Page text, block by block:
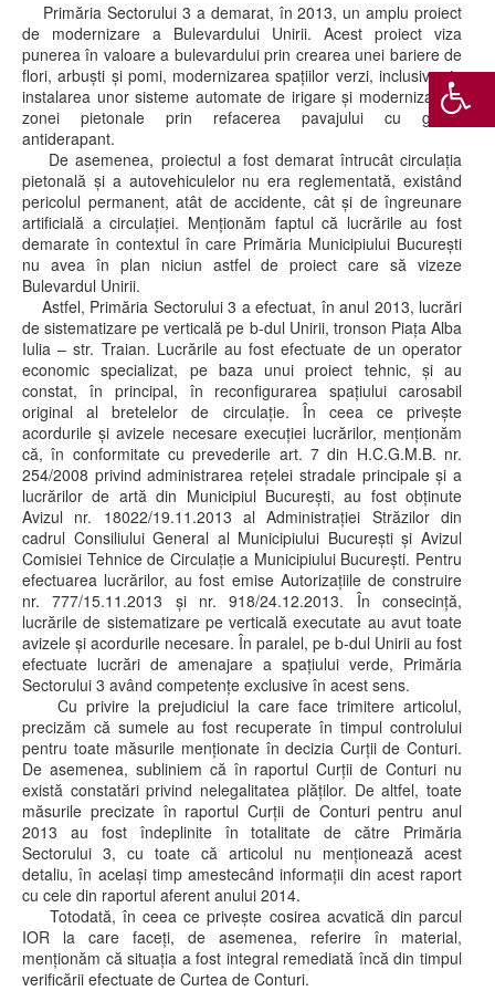
Primăria Sectorului 3 a demarat, în 2013, un amplu proiect
de modernizare a Bulevardului Unirii. Acest proiect viza
punerea în valoare a bulevardului prin crearea unei bariere de
flori, arbuști și pomi, modernizarea spațiilor verzi, inclusiv prin
instalarea unor sisteme automate de irigare și modernizare a
zonei pietonale prin refacerea pavajului cu granit
antiderapant.
De asemenea, proiectul a fost demarat întrucât circulaţia
pietonală şi a autovehiculelor nu era reglementată, existând
pericolul permanent, atât de accidente, cât şi de îngreunare
artificială a circulaţiei. Menționăm faptul că lucrările au fost
demarate în contextul în care Primăria Municipiului București
nu avea în plan niciun astfel de proiect care să vizeze
Bulevardul Unirii.
Astfel, Primăria Sectorului 3 a efectuat, în anul 2013, lucrări
de sistematizare pe verticală pe b-dul Unirii, tronson Piaţa Alba
Iulia – str. Traian. Lucrările au fost efectuate de un operator
economic specializat, pe baza unui proiect tehnic, şi au
constat, în principal, în reconfigurarea spaţiului carosabil
original al bretelelor de circulație. În ceea ce privește
acordurile şi avizele necesare execuţiei lucrărilor, menţionăm
că, în conformitate cu prevederile art. 7 din H.C.G.M.B. nr.
254/2008 privind administrarea reţelei stradale principale şi a
lucrărilor de artă din Municipiul Bucureşti, au fost obţinute
Avizul nr. 18022/19.11.2013 al Administraţiei Străzilor din
cadrul Consiliului General al Municipiului Bucureşti şi Avizul
Comisiei Tehnice de Circulaţie a Municipiului Bucureşti. Pentru
efectuarea lucrărilor, au fost emise Autorizaţiile de construire
nr. 777/15.11.2013 şi nr. 918/24.12.2013. În consecinţă,
lucrările de sistematizare pe verticală executate au avut toate
avizele şi acordurile necesare. În paralel, pe b-dul Unirii au fost
efectuate lucrări de amenajare a spațiului verde, Primăria
Sectorului 3 având competențe exclusive în acest sens.
Cu privire la prejudiciul la care face trimitere articolul,
precizăm că sumele au fost recuperate în timpul controlului
pentru toate măsurile menționate în decizia Curții de Conturi.
De asemenea, subliniem că în raportul Curții de Conturi nu
există constatări privind nelegalitatea plăților. De altfel, toate
măsurile precizate în raportul Curții de Conturi pentru anul
2013 au fost îndeplinite în totalitate de către Primăria
Sectorului 3, cu toate că articolul nu menționează acest
detaliu, în același timp amestecând informații din acest raport
cu cele din raportul aferent anului 2014.
Totodată, în ceea ce privește cosirea acvatică din parcul
IOR la care faceți, de asemenea, referire în material,
menționăm că situația a fost integral remediată încă din timpul
verificării efectuate de Curtea de Conturi.